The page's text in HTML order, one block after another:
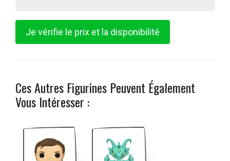
Je vérifie le prix et la disponibilité
Ces Autres Figurines Peuvent Également
Vous Intéresser :